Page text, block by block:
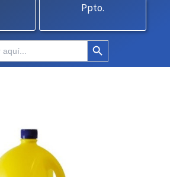
Ppto.
Botón de búsqueda